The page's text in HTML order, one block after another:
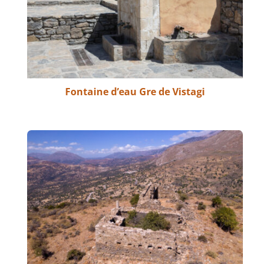
Fontaine d’eau Gre de Vistagi